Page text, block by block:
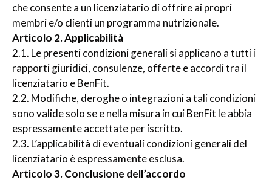
che consente a un licenziatario di offrire ai propri
membri e/o clienti un programma nutrizionale.
Articolo 2. Applicabilità
2.1. Le presenti condizioni generali si applicano a tutti i
rapporti giuridici, consulenze, offerte e accordi tra il
licenziatario e BenFit.
2.2. Modifiche, deroghe o integrazioni a tali condizioni
sono valide solo se e nella misura in cui BenFit le abbia
espressamente accettate per iscritto.
2.3. L’applicabilità di eventuali condizioni generali del
licenziatario è espressamente esclusa.
Articolo 3. Conclusione dell’accordo